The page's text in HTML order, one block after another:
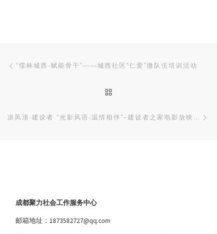
文章导航
“儒林城西·赋能骨干”——城西社区“仁爱”微队伍培训活动
凉风顶·建设者 “光影风语·温情相伴”–建设者之家电影放映活动
成都聚力社会工作服务中心
邮箱地址：1873582727@qq.com